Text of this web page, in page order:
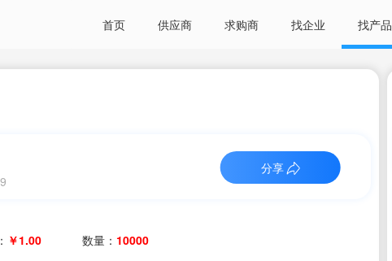
首页 供应商 求购商 找企业 找产品
分享
￥1.00 数量： 10000